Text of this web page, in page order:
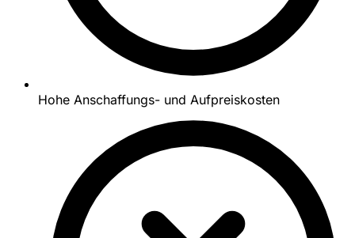
Hohe Anschaffungs- und Aufpreiskosten